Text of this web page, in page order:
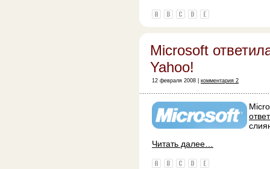
Microsoft
Yahoo!
12 февраля 2008 | комментария 2
ответ
Читать далее…